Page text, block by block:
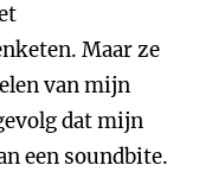
Maar ze
van mijn
dat mijn
een soundbite.